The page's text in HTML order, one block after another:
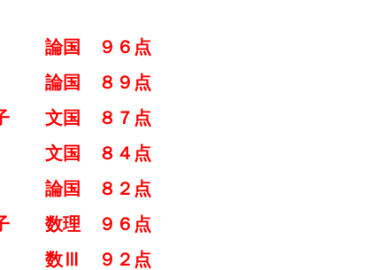
論国 ９６点
論国 ８９点
子 文国 ８７点
文国 ８４点
論国 ８２点
子 数理 ９６点
数Ⅲ ９２点